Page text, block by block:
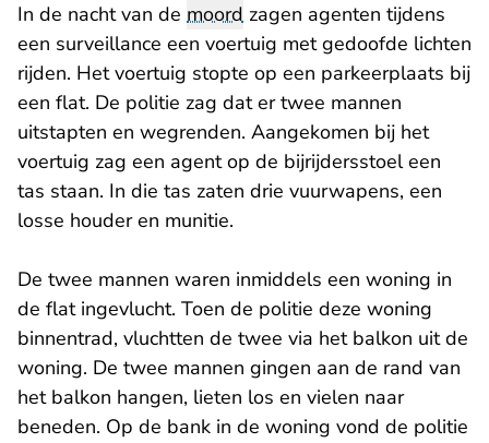
In de nacht van de moord zagen agenten tijdens
een surveillance een voertuig met gedoofde lichten
rijden. Het voertuig stopte op een parkeerplaats bij
een flat. De politie zag dat er twee mannen
uitstapten en wegrenden. Aangekomen bij het
voertuig zag een agent op de bijrijdersstoel een
tas staan. In die tas zaten drie vuurwapens, een
losse houder en munitie.
De twee mannen waren inmiddels een woning in
de flat ingevlucht. Toen de politie deze woning
binnentrad, vluchtten de twee via het balkon uit de
woning. De twee mannen gingen aan de rand van
het balkon hangen, lieten los en vielen naar
beneden. Op de bank in de woning vond de politie